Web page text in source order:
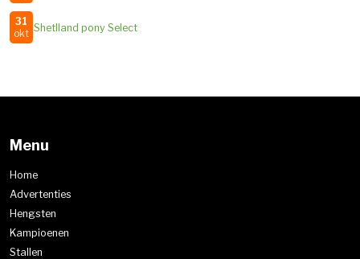
31
okt Shetlland pony Select
Menu
Home
Advertenties
Hengsten
Kampioenen
Stallen